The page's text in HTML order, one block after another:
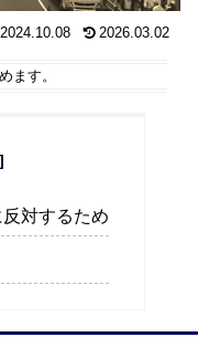
2024.10.08 2026.03.02
ます。
対するため